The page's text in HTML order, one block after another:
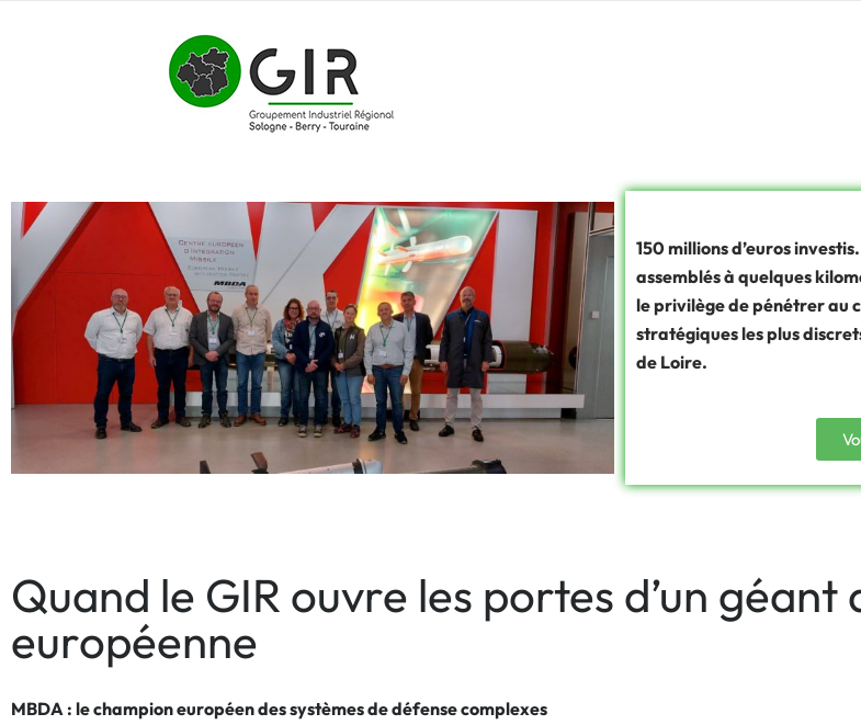
150 millions d’euros
assemblés à quelques
le privilège de pénétrer au
stratégiques les plus
de Loire.
Quand le GIR ouvre les portes d’un géant
européenne
MBDA : le champion européen des systèmes de défense complexes